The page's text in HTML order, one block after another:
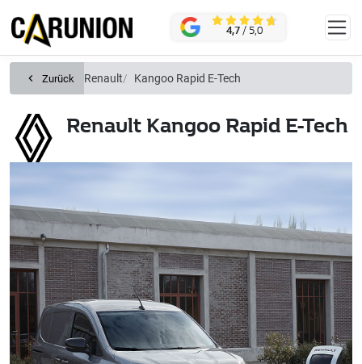
KONTAKT 4,7 / 5,0
Zurück Renault Kangoo Rapid E-Tech
Renault Kangoo Rapid E-Tech